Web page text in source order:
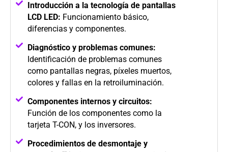
Introducción a la tecnología de pantallas
LCD LED: Funcionamiento básico,
diferencias y componentes.
Diagnóstico y problemas comunes:
Identificación de problemas comunes
como pantallas negras, píxeles muertos,
colores y fallas en la retroiluminación.
Componentes internos y circuitos:
Función de los componentes como la
tarjeta T-CON, y los inversores.
Procedimientos de desmontaje y